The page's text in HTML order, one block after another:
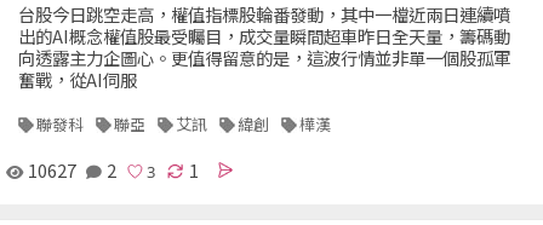
台股今日跳空走高，權值指標股輪番發動，其中一檔近兩日連續噴
出的AI概念權值股最受矚目，成交量瞬間超車昨日全天量，籌碼動
向透露主力企圖心。更值得留意的是，這波行情並非單一個股孤軍
奮戰，從AI伺服
聯發科 聯亞 艾訊 緯創 樺漢
10627 2 1